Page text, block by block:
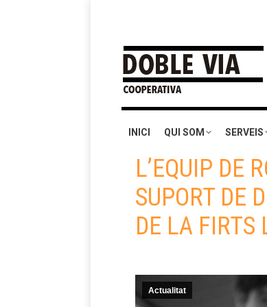
INICI QUI SOM SERVEIS
L’EQUIP DE
SUPORT DE
DE LA FIRTS
Actualitat